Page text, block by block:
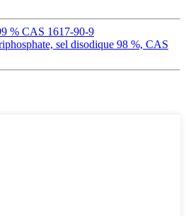
% CAS 1617-90-9
sel disodique 98 %, CAS